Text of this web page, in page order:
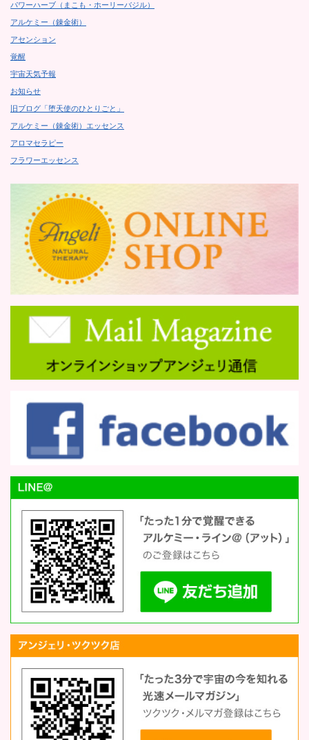
パワーハーブ（まこも・ホーリーバジル）
アルケミー（錬金術）
アセンション
覚醒
宇宙天気予報
お知らせ
旧ブログ「堕天使のひとりごと」
アルケミー（錬金術）エッセンス
アロマセラピー
フラワーエッセンス